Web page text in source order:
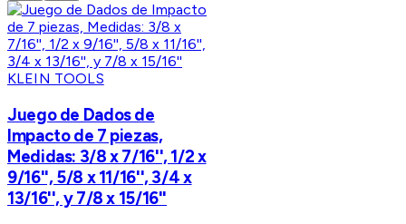
KLEIN TOOLS
Juego de Dados de
Impacto de 7 piezas,
Medidas: 3/8 x 7/16'', 1/2 x
9/16'', 5/8 x 11/16'', 3/4 x
13/16'', y 7/8 x 15/16''